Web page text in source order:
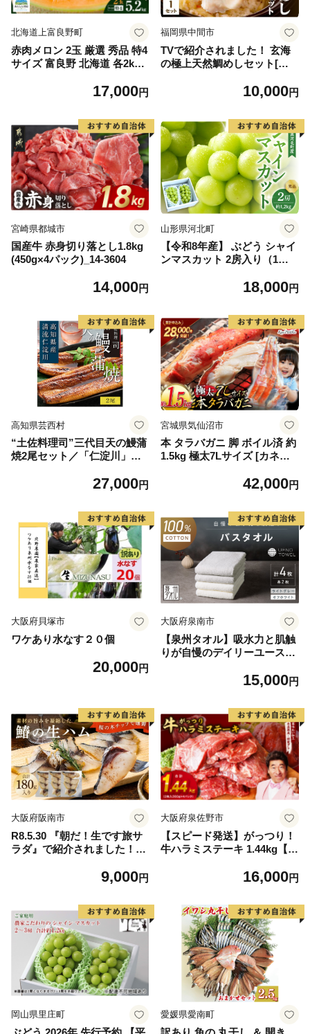
北海道上富良野町
赤肉メロン 2玉 厳選 秀品 特4
サイズ 富良野 北海道 各2kg
富良野 メロン めろん 果物 く
17,000円
福岡県中間市
TVで紹介されました！ 玄海
の極上天然鯛めしセット[鯛
だし]【010-0001】10,000円
宮崎県都城市
国産牛 赤身切り落とし1.8kg
(450g×4パック)_14-3604
14,000円
山形県河北町
【令和8年産】 ぶどう シャイ
ンマスカット 2房入り（1房6
産【山形eLab】 ka074-023-r
18,000円
高知県芸西村
“土佐料理司”三代目天の鰻蒲
焼2尾セット／「仁淀川」水
殖 国産・高知県産〈高知市共
27,000円
宮城県気仙沼市
本 タラバガニ 脚 ボイル済 約
1.5kg 極太7Lサイズ [カネダ
6] カニ かに 蟹 たらばがに た
42,000円
大阪府貝塚市
ワケあり水なす２０個
20,000円
大阪府泉南市
【泉州タオル】吸水力と肌触
りが自慢のデイリーユースバ
トグレー 4枚【配送不可地
15,000円
大阪府阪南市
R8.5.30 『朝だ！生です旅サ
ラダ』で紹介されました！朝
生ハム ×3パック（1パックあ
9,000円
大阪府泉佐野市
【スピード発送】がっつり！
牛ハラミステーキ 1.44kg【氷
g×4パック 牛肉 すてーき 焼
16,000円
岡山県里庄町 愛媛県愛南町